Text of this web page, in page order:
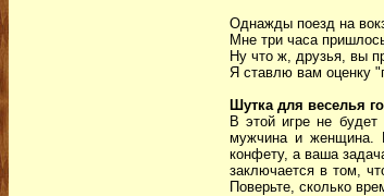
Однажды поезд на
Мне три часа
Ну что ж, друзья, вы
Я ставлю вам оценку
Шутка для веселья
В этой игре не будет
мужчина и женщина.
конфету, а ваша
заключается в том,
Поверьте, сколько